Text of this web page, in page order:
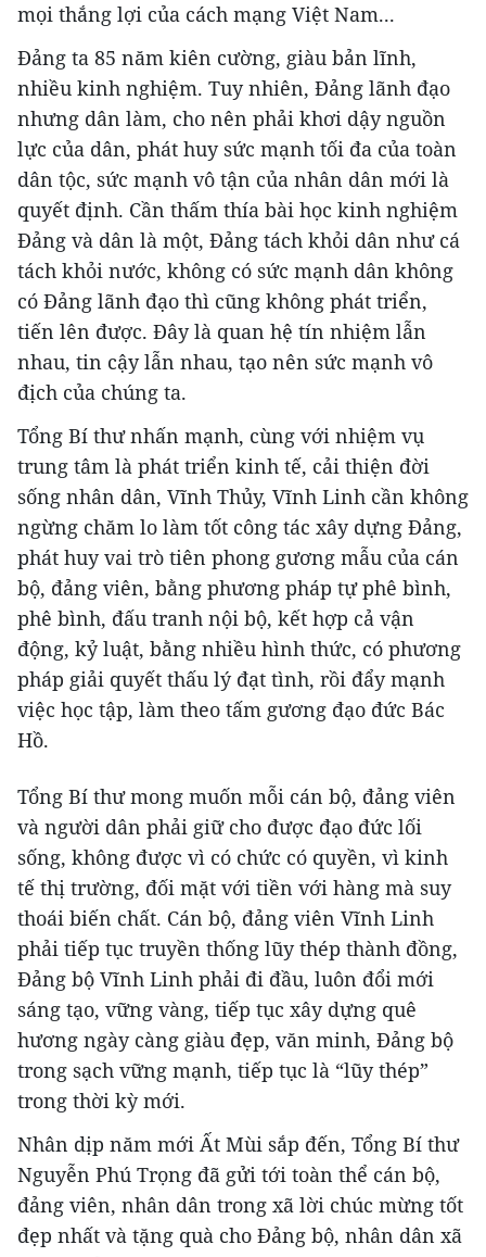
mọi thắng lợi của cách mạng Việt Nam...
Đảng ta 85 năm kiên cường, giàu bản lĩnh,
nhiều kinh nghiệm. Tuy nhiên, Đảng lãnh đạo
nhưng dân làm, cho nên phải khơi dậy nguồn
lực của dân, phát huy sức mạnh tối đa của toàn
dân tộc, sức mạnh vô tận của nhân dân mới là
quyết định. Cần thấm thía bài học kinh nghiệm
Đảng và dân là một, Đảng tách khỏi dân như cá
tách khỏi nước, không có sức mạnh dân không
có Đảng lãnh đạo thì cũng không phát triển,
tiến lên được. Đây là quan hệ tín nhiệm lẫn
nhau, tin cậy lẫn nhau, tạo nên sức mạnh vô
địch của chúng ta.
Tổng Bí thư nhấn mạnh, cùng với nhiệm vụ
trung tâm là phát triển kinh tế, cải thiện đời
sống nhân dân, Vĩnh Thủy, Vĩnh Linh cần không
ngừng chăm lo làm tốt công tác xây dựng Đảng,
phát huy vai trò tiên phong gương mẫu của cán
bộ, đảng viên, bằng phương pháp tự phê bình,
phê bình, đấu tranh nội bộ, kết hợp cả vận
động, kỷ luật, bằng nhiều hình thức, có phương
pháp giải quyết thấu lý đạt tình, rồi đẩy mạnh
việc học tập, làm theo tấm gương đạo đức Bác
Hồ.
Tổng Bí thư mong muốn mỗi cán bộ, đảng viên
và người dân phải giữ cho được đạo đức lối
sống, không được vì có chức có quyền, vì kinh
tế thị trường, đối mặt với tiền với hàng mà suy
thoái biến chất. Cán bộ, đảng viên Vĩnh Linh
phải tiếp tục truyền thống lũy thép thành đồng,
Đảng bộ Vĩnh Linh phải đi đầu, luôn đổi mới
sáng tạo, vững vàng, tiếp tục xây dựng quê
hương ngày càng giàu đẹp, văn minh, Đảng bộ
trong sạch vững mạnh, tiếp tục là “lũy thép”
trong thời kỳ mới.
Nhân dịp năm mới Ất Mùi sắp đến, Tổng Bí thư
Nguyễn Phú Trọng đã gửi tới toàn thể cán bộ,
đảng viên, nhân dân trong xã lời chúc mừng tốt
đẹp nhất và tặng quà cho Đảng bộ, nhân dân xã